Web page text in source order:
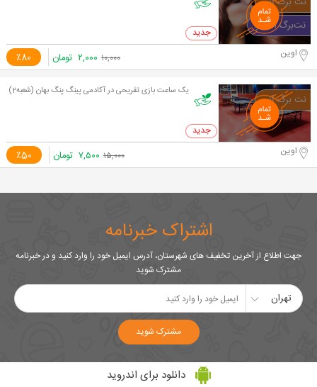
0 خرید
٪80 اوین ۱۰,۰۰۰ ۲,۰۰۰ تومان
یک ساعت بازی تفریحی در آکادمی پینگ پنگ بهان (شعبه2)
0 خرید
٪50 اوین ۱۵,۰۰۰ ۷,۵۰۰ تومان
اشتراک خبرنامه
جهت اطلاع از آخرین تخفیف های شهرستان، آدرس ایمیل خود را وارد کنید و در خبرنامه
مشترک شوید
تهران
مشترک شوید
دانلود برای اندروید